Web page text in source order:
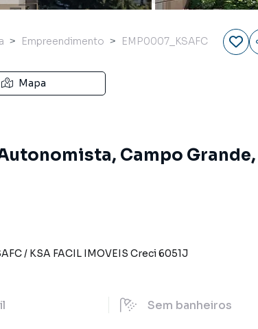
Empreendimento EMP0007_KSAFC
Mapa
Campo Grande,
/ KSA FACIL IMOVEIS Creci6051J
Sem banheiros